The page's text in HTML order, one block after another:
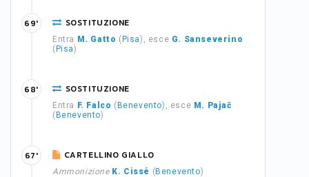
SOSTITUZIONE
Entra M. Gatto ( Pisa), esce G. Sanseverino
( Pisa)
69'
SOSTITUZIONE
Entra F. Falco ( Benevento), esce M. Pajač
( Benevento)
68'
CARTELLINO GIALLO
Ammonizione K. Cissé ( Benevento)
67'